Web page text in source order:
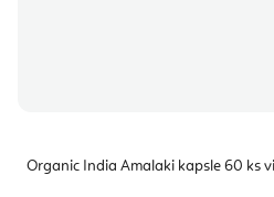
Organic India Amalaki kapsle 60 ks